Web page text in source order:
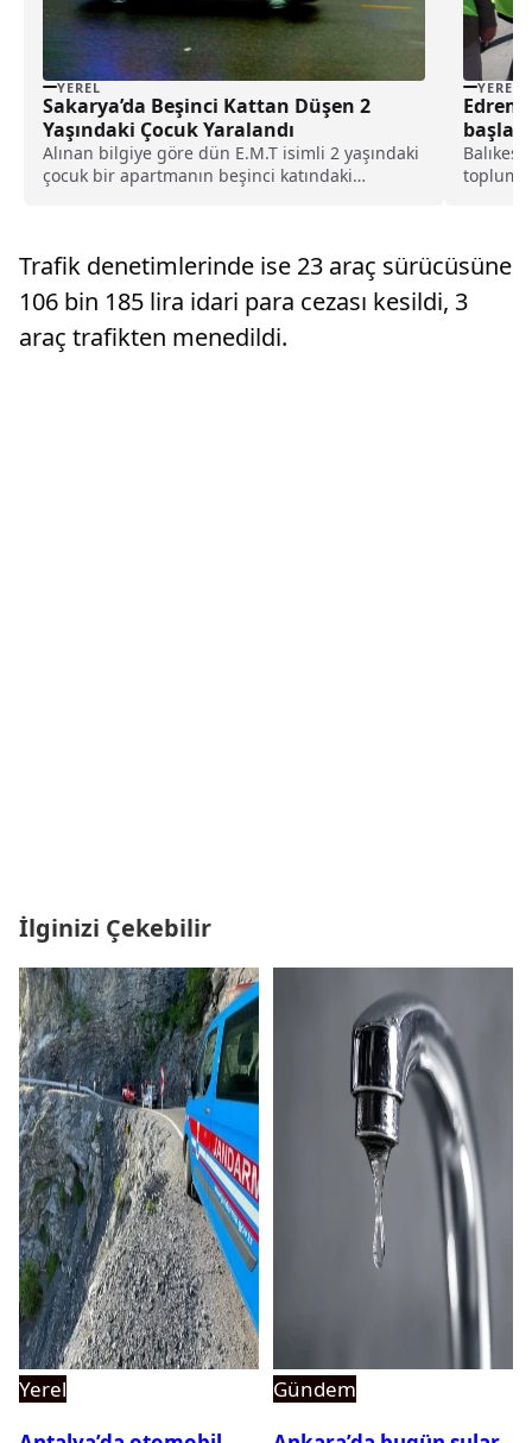
YEREL
Sakarya’da Beşinci Kattan Düşen 2
Yaşındaki Çocuk Yaralandı
Alınan bilgiye göre dün E.M.T isimli 2 yaşındaki
çocuk bir apartmanın beşinci katındaki
YEREL
toplum
başkan
Trafik denetimlerinde ise 23 araç sürücüsüne
106 bin 185 lira idari para cezası kesildi, 3
araç trafikten menedildi.
İlginizi Çekebilir
Yerel
Gündem